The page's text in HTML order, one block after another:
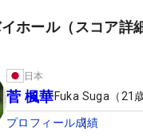
ホール（スコア詳
日本
菅 楓華Fuka Suga （21
プロフィール成績